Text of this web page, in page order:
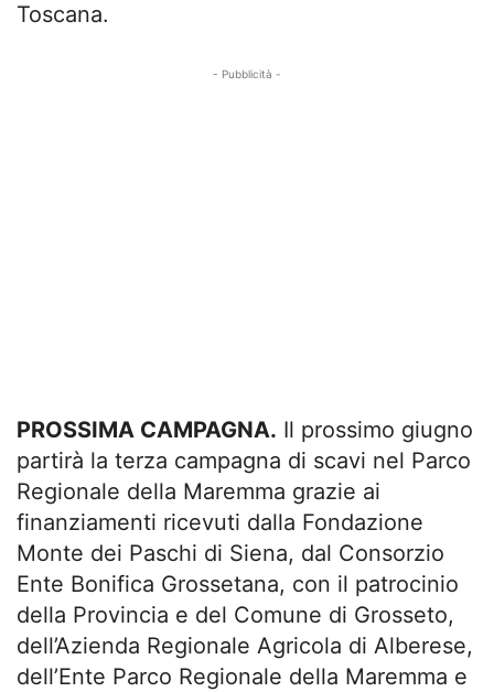
Toscana.
- Pubblicità -
PROSSIMA CAMPAGNA. Il prossimo giugno
partirà la terza campagna di scavi nel Parco
Regionale della Maremma grazie ai
finanziamenti ricevuti dalla Fondazione
Monte dei Paschi di Siena, dal Consorzio
Ente Bonifica Grossetana, con il patrocinio
della Provincia e del Comune di Grosseto,
dell’Azienda Regionale Agricola di Alberese,
dell’Ente Parco Regionale della Maremma e